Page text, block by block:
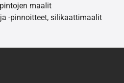
maalit
-pinnoitteet, silikaattimaalit